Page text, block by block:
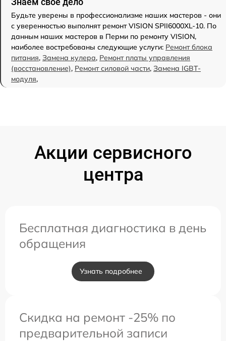
Будьте уверены в профессионализме наших мастеров - они
с уверенностью выполнят ремонт VISION SPII6000XL-10. По
данным наших мастеров в Перми по ремонту VISION,
наиболее востребованы следующие услуги: Ремонт блока
питания, Замена кулера, Ремонт платы управления
(восстановление), Ремонт силовой части, Замена IGBT-
модуля,
Акции сервисного
центра
Бесплатная диагностика в день
обращения
Узнать подробнее
Скидка на ремонт -25% по
предварительной записи